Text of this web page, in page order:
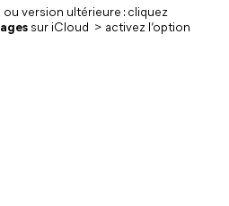
ou version ultérieure : cliquez
sur iCloud > activez l’option